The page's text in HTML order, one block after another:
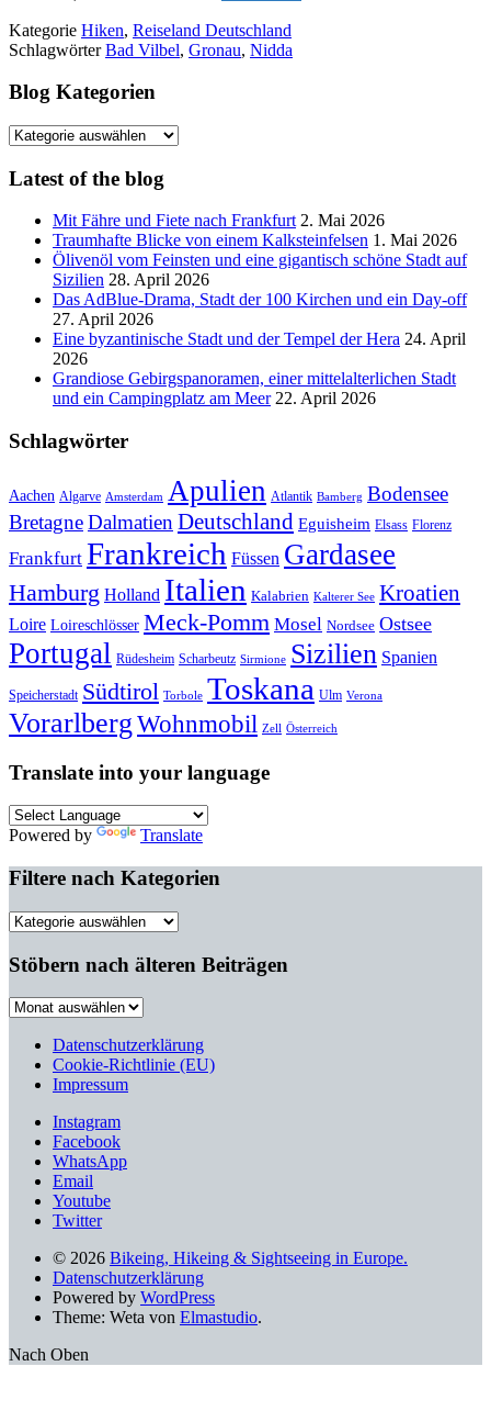
Kategorie Hiken, Reiseland Deutschland
SchlagwörterBad Vilbel, Gronau, Nidda
Blog Kategorien
Blog
Latest of the blog
Mit Fähre und Fiete nach Frankfurt 2. Mai 2026
Traumhafte Blicke von einem Kalksteinfelsen 1. Mai 2026
Ölivenöl vom Feinsten und eine gigantisch schöne Stadt auf
Sizilien 28. April 2026
Das AdBlue-Drama, Stadt der 100 Kirchen und ein Day-off
27. April 2026
Eine byzantinische Stadt und der Tempel der Hera 24. April
2026
Grandiose Gebirgspanoramen, einer mittelalterlichen Stadt
und ein Campingplatz am Meer 22. April 2026
Schlagwörter
Aachen Algarve Amsterdam Apulien Atlantik Bamberg Bodensee
BretagneDalmatien Deutschland Eguisheim Elsass Florenz
Frankfurt Frankreich Füssen Gardasee
Hamburg Holland Italien Kalabrien Kalterer See Kroatien
Loire Loireschlösser Meck-Pomm Mosel Nordsee Ostsee
Portugal Rüdesheim Scharbeutz Sirmione Sizilien Spanien
Speicherstadt Südtirol Torbole Toskana Ulm Verona
VorarlbergWohnmobil Zell Österreich
Translate into your language
Powered by Translate
Filtere nach Kategorien
Filtere
Kategorien
Stöbern nach älteren Beiträgen
Stöbern
älteren
Beiträgen
Datenschutzerklärung
Cookie-Richtlinie (EU)
Impressum
Instagram
Facebook
WhatsApp
Email
Youtube
Twitter
© 2026 Bikeing, Hikeing & Sightseeing in Europe.
Datenschutzerklärung
Powered by WordPress
Theme: Weta von Elmastudio.
Nach Oben